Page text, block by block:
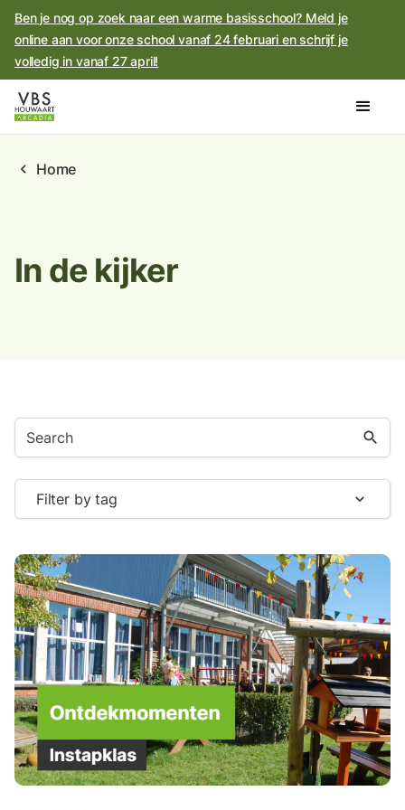
Ben je nog op zoek naar een warme basisschool? Meld je
online aan voor onze school vanaf 24 februari en schrijf je
volledig in vanaf 27 april!
chevron_left Home
In de kijker
search
Filter by tag expand_more